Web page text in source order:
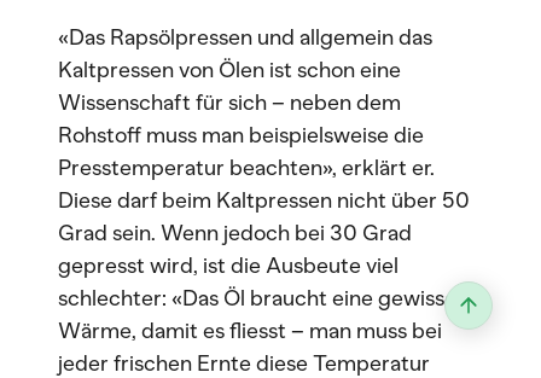
«Das Rapsölpressen und allgemein das
Kaltpressen von Ölen ist schon eine
Wissenschaft für sich – neben dem
Rohstoff muss man beispielsweise die
Presstemperatur beachten», erklärt er.
Diese darf beim Kaltpressen nicht über 50
Grad sein. Wenn jedoch bei 30 Grad
gepresst wird, ist die Ausbeute viel
schlechter: «Das Öl braucht eine gewisse
Wärme, damit es fliesst – man muss bei
jeder frischen Ernte diese Temperatur